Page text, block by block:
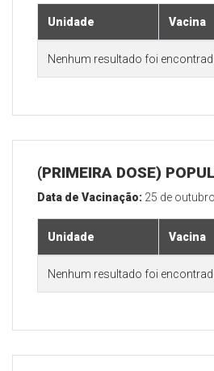
Unidade Vacina
Nenhum resultado foi
(PRIMEIRA DOSE)
Data de Vacinação: 25 de
Unidade Vacina
Nenhum resultado foi